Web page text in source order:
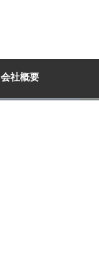
会社概要